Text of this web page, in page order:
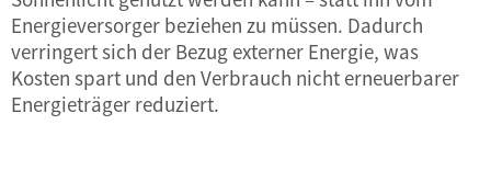
Energieversorger beziehen zu müssen. Dadurch
verringert sich der Bezug externer Energie, was
Kosten spart und den Verbrauch nicht erneuerbarer
Energieträger reduziert.